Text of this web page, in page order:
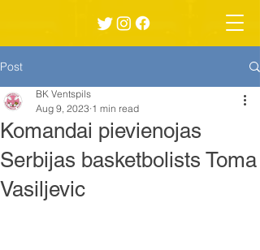
Post
Komandai pievienojas
Serbijas basketbolists Toma
Vasiljevic
BK Ventspils
Aug 9, 2023 1 min read